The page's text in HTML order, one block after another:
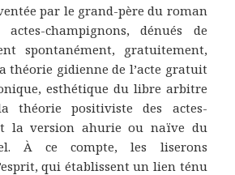
par le grand-père du roman
champignons, dénués de
spontanément, gratuitement,
théorie gidienne de l’acte gratuit
esthétique du libre arbitre
théorie positiviste des actes-
la version ahurie ou naïve du
À ce compte, les liserons
qui établissent un lien ténu